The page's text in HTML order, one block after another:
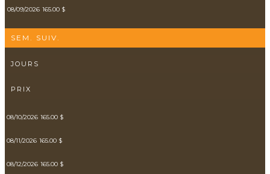
08/09/2026 165.00 $
SEM. SUIV.
JOURS
PRIX
08/10/2026 165.00 $
08/11/2026 165.00 $
08/12/2026 165.00 $